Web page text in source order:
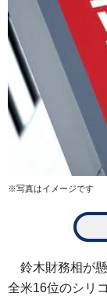
※写真はイメージです
鈴木財務相が
全米16位のシリ